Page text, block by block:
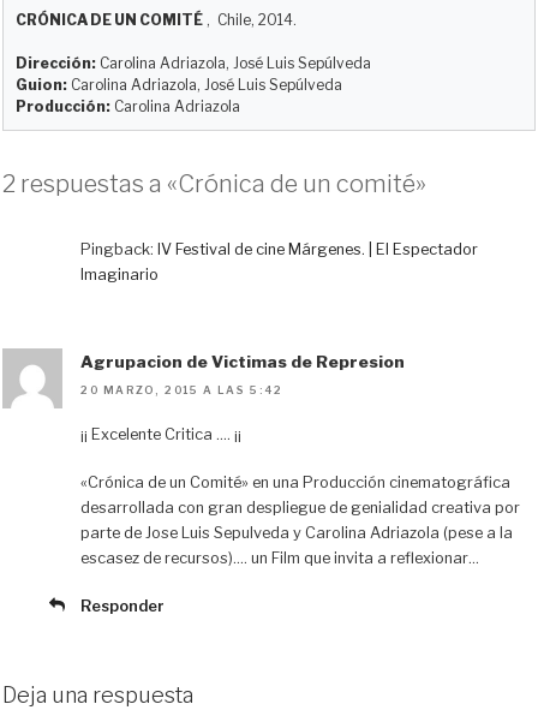
e
s
k
y
o
d
o
n
b
o
o
k
i
t
a
r
t
r
CRÓNICA DE UN COMITÉ , Chile, 2014.
Dirección: Carolina Adriazola, José Luis Sepúlveda
Guion: Carolina Adriazola, José Luis Sepúlveda
Producción: Carolina Adriazola
2 respuestas a «Crónica de un comité»
Pingback: IV Festival de cine Márgenes. | El Espectador
Imaginario
Agrupacion de Victimas de Represion
20 MARZO, 2015 A LAS 5:42
¡¡ Excelente Critica …. ¡¡
«Crónica de un Comité» en una Producción cinematográfica
desarrollada con gran despliegue de genialidad creativa por
parte de Jose Luis Sepulveda y Carolina Adriazola (pese a la
escasez de recursos)…. un Film que invita a reflexionar…
Responder
Deja una respuesta